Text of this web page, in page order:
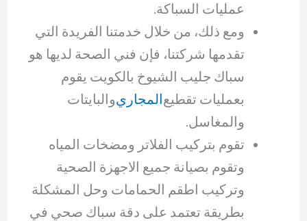
عمليات السباكة.
ومع ذلك، من خلال خدمتنا الفريدة التي
تقدمها شركتنا، فإن فني الصحة لديها هو
سباك جليب الشيوخ بالكويت يقوم
بعمليات تقطيعالمجاريوالبايتات
والمغاسل.
تقوم بتركيب الفلاتر ومضخات المياه
وتقوم بصيانة جميع الاجهزة الصحية
وتركيب اطقم الحمامات وحل المشكلة
بطريقة تعتمد على دقة سباك صحي في